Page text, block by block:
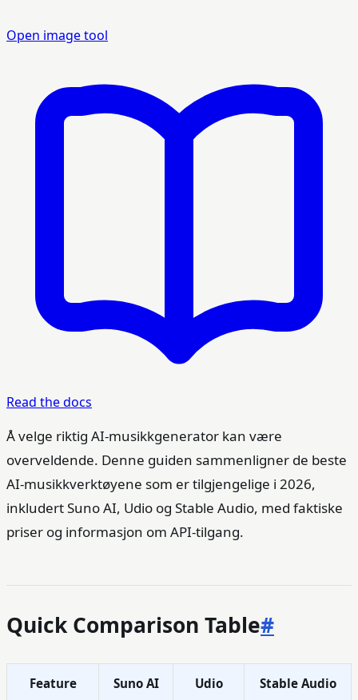
Open image tool
Read the docs
Å velge riktig AI-musikkgenerator kan være
overveldende. Denne guiden sammenligner de beste
AI-musikkverktøyene som er tilgjengelige i 2026,
inkludert Suno AI, Udio og Stable Audio, med faktiske
priser og informasjon om API-tilgang.
Quick Comparison Table#
Feature Suno AI Udio Stable Audio